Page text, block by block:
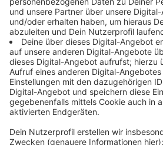
Gültigkeit. Karteninhaber können
zurückgeben und den Preis
Am Mittwochnachmittag hat die
mitgeteilt, dass eine 62-Jährige
auf das Coronavirus getestet
ihre Krankheit unter häuslicher
sich bei dem anderen bestätigten
angesteckt haben. Aktuell sind
häuslicher Quarantäne.